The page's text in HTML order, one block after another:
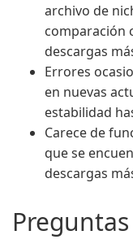
archivo de
comparación
descargas
Errores
en nuevas
estabilidad
Carece de
que se
descargas